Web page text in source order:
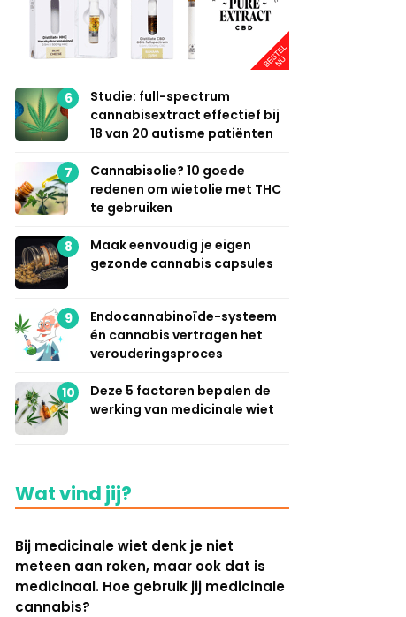
6
Studie: full-spectrum
cannabisextract effectief bij
18 van 20 autisme patiënten
7
Cannabisolie? 10 goede
redenen om wietolie met THC
te gebruiken
8
Maak eenvoudig je eigen
gezonde cannabis capsules
9
Endocannabinoïde-systeem
én cannabis vertragen het
verouderingsproces
10
Deze 5 factoren bepalen de
werking van medicinale wiet
Wat vind jij?
Bij medicinale wiet denk je niet
meteen aan roken, maar ook dat is
medicinaal. Hoe gebruik jij medicinale
cannabis?